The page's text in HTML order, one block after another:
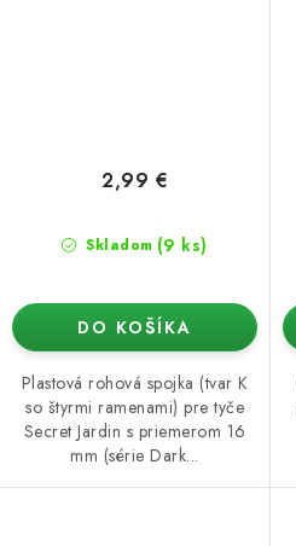
Skladom (9 ks)
2,99 €
DO KOŠÍKA
Plastová rohová spojka (tvar K
so štyrmi ramenami) pre tyče
Secret Jardin s priemerom 16
mm (série Dark...